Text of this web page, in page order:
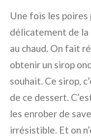
Une fois les
délicatement de la
au chaud. On fait
obtenir un sirop
souhait. Ce sirop,
de ce dessert.
les enrober de
irrésistible. Et on